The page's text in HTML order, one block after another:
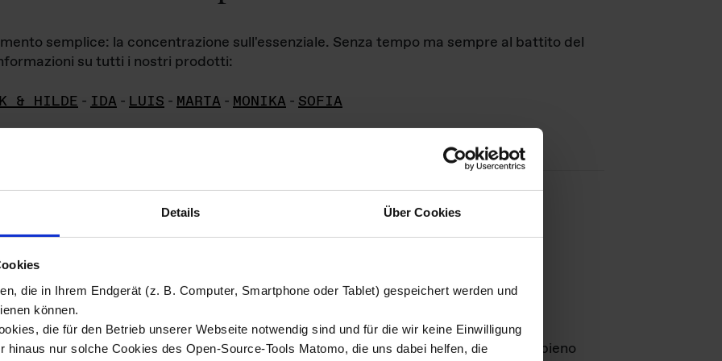
Details Über Cookies
die in Ihrem Endgerät (z. B. Computer, Smartphone oder Tablet) gespeichert werden und
können.
die für den Betrieb unserer Webseite notwendig sind und für die wir keine Einwilligung
hinaus nur solche Cookies des Open-Source-Tools Matomo, die uns dabei helfen, die
semplice: la concentrazione sull'essenziale. Senza tempo ma sempre al battito del
su tutti i nostri prodotti:
& HILDE - IDA - LUIS - MARTA - MONIKA - SOFIA
di immagini
materiale fotografico sono detenuti daDas ganze LebenGmbH e rimangono in pieno